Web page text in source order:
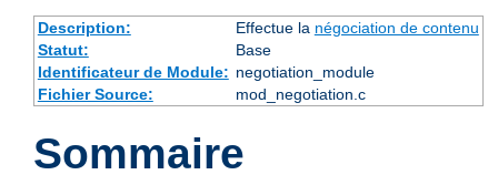
Description: Effectue la négociation de contenu
Statut:
Base
Identificateur de Module: negotiation_module
Fichier Source:
mod_negotiation.c
Sommaire